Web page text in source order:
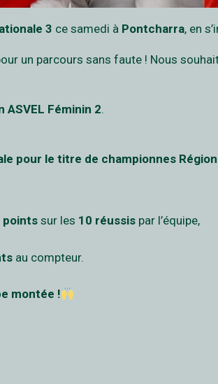
3 ce samedi à Pontcharra, en
un parcours sans faute ! Nous
ASVEL Féminin 2.
pour le titre de championnes
pointssur les 10 réussispar l’équipe,
au compteur.
montée !